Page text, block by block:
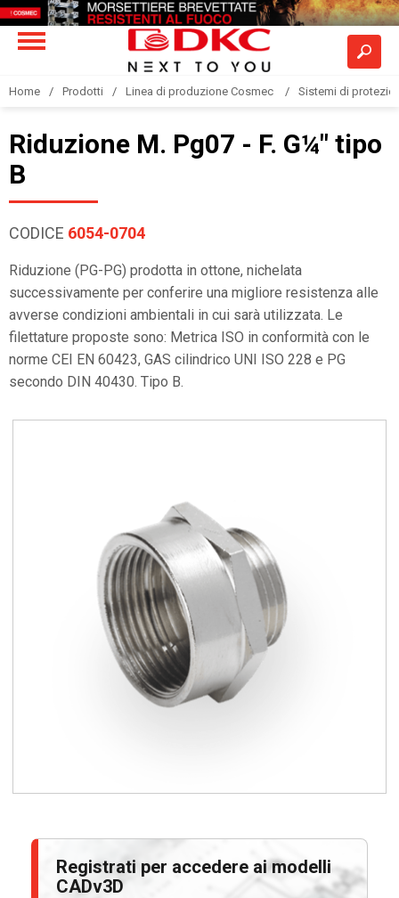
Home Prodotti Linea di produzione Cosmec Sistemi di
Riduzione M. Pg07 - F. G¼" tipo
B
CODICE 6054-0704
Riduzione (PG-PG) prodotta in ottone, nichelata
successivamente per conferire una migliore resistenza alle
avverse condizioni ambientali in cui sarà utilizzata. Le
filettature proposte sono: Metrica ISO in conformità con le
norme CEI EN 60423, GAS cilindrico UNI ISO 228 e PG
secondo DIN 40430. Tipo B.
Registrati per accedere ai modelli
CADv3D